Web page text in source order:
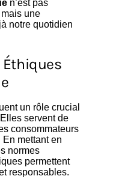
n’est pas
une
notre quotidien
Éthiques
un rôle crucial
servent de
consommateurs
mettant en
normes
permettent
responsables.